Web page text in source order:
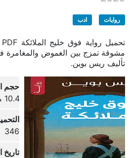
روايات ادب
مشوقة تمزج بين الغموض والمغامرة
تأليف ريس بوين.
حجم
10.4 ميجا بايت
346
تاريخ